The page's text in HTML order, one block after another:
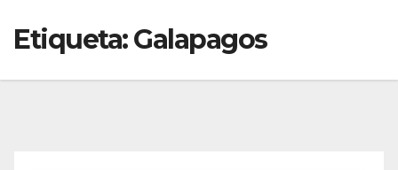
Etiqueta:Galapagos